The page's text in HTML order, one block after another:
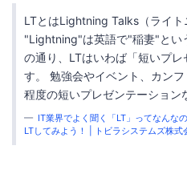
LTとはLightning Talks（ライト
"Lightning"は英語で"稲妻"とい
の通り、LTはいわば「短いプ
す。 勉強会やイベント、カン
程度の短いプレゼンテーション
IT業界でよく聞く「LT」ってなんな
LTしてみよう！ | トビラシステムズ株式